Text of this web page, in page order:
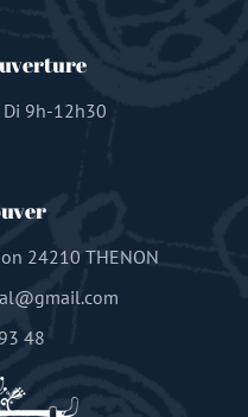
9h-12h30
24210 THENON
48